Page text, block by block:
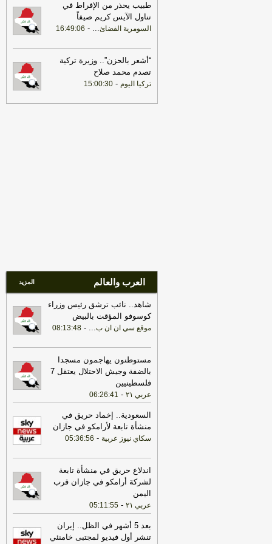
تدخل مرحلة اختبار التسوية | تغطية خاصة
مع المهلهل حميد - هذا اليوم
المتوتر: سنحاكم.. عفواً سنعالجهم..
المخابرات وجدت أمراً- هذا اليوم
08:14
ناطق الزيدي عن ليل بغداد
المخابرات وجدت أمراً-
طبيب يحذر من الإفراط في
تناول الآيس كريم صيفاً
السومرية الفضائ...
-
16:49:06
“أشعر بالحزن”.. وزيرة تركية
تصدم محمد صلاح
تركيا اليوم -
15:00:30
العرب والعالم المزيد
شاهد.. نائب ترشق رئيس وزراء
كوسوفو المؤقت بالبيض
موقع سي ان ان ب...
-
08:13:48
مستوطنون يهاجمون مسجدا
بالضفة وجيش الاحتلال يعتقل 7
فلسطينيين
عربي ٢١ -
06:26:41
السعودية.. إخماد حريق في
منشأة تابعة لأرامكو في جازان
سكاي نيوز عربية -
05:36:56
اندلاع حريق في منشأة تابعة
لشركة أرامكو في جازان قرب
اليمن
عربي ٢١ -
05:11:55
بعد 5 أشهر في الظل.. إيران
تنشر أول فيديو لمجتبى خامنئي